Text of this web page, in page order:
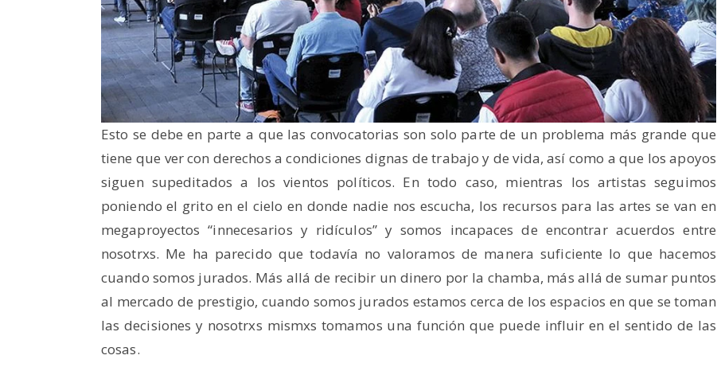
Esto se debe en parte a que las convocatorias son solo parte de un problema más grande que
tiene que ver con derechos a condiciones dignas de trabajo y de vida, así como a que los apoyos
siguen supeditados a los vientos políticos. En todo caso, mientras los artistas seguimos
poniendo el grito en el cielo en donde nadie nos escucha, los recursos para las artes se van en
megaproyectos “innecesarios y ridículos” y somos incapaces de encontrar acuerdos entre
nosotrxs. Me ha parecido que todavía no valoramos de manera suficiente lo que hacemos
cuando somos jurados. Más allá de recibir un dinero por la chamba, más allá de sumar puntos
al mercado de prestigio, cuando somos jurados estamos cerca de los espacios en que se toman
las decisiones y nosotrxs mismxs tomamos una función que puede influir en el sentido de las
cosas.